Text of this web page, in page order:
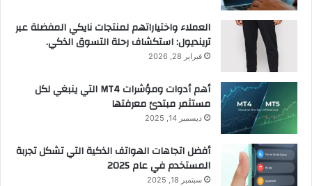
العملاء واختياراتهم لمنتجات نايكي المفضلة عبر
ترينديول: استكشاف رحلة التسوق الذكي.
فبراير 28, 2026
أهم أدوات ومؤشرات MT4 التي ينبغي لكل
مستثمر مبتدئ معرفتها
ديسمبر 14, 2025
أفضل اتجاهات الهواتف الذكية التي تشكل تجربة
المستخدم في عام 2025
سبتمبر 18, 2025